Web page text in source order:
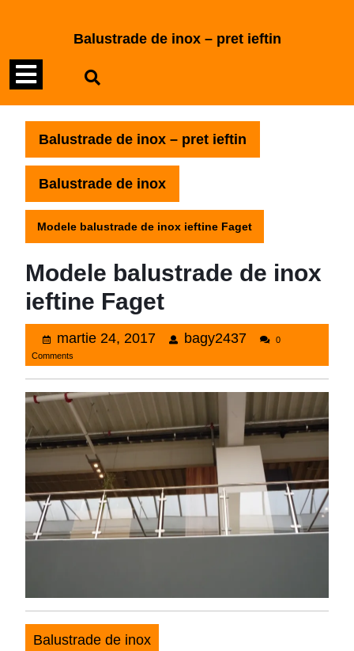
Balustrade de inox – pret ieftin
Open
Menu
Balustrade de inox – pret ieftin
Balustrade de inox
Modele balustrade de inox ieftine Faget
Modele balustrade de inox
ieftine Faget
martie 24, 2017martie
2017
bagy2437bagy2437
0
Comments
Balustrade de inox